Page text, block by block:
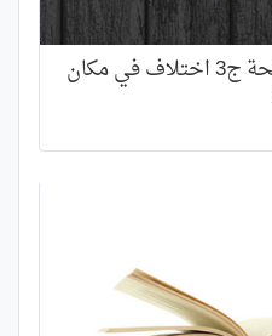
مسيحي يُطالع القرآن- الفاتحة ج3 اختلاف في مكان